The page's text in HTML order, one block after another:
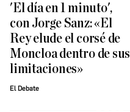
'El día en 1 minuto',
con Jorge Sanz: «El
Rey elude el corsé de
Moncloa dentro de sus
limitaciones»
El Debate